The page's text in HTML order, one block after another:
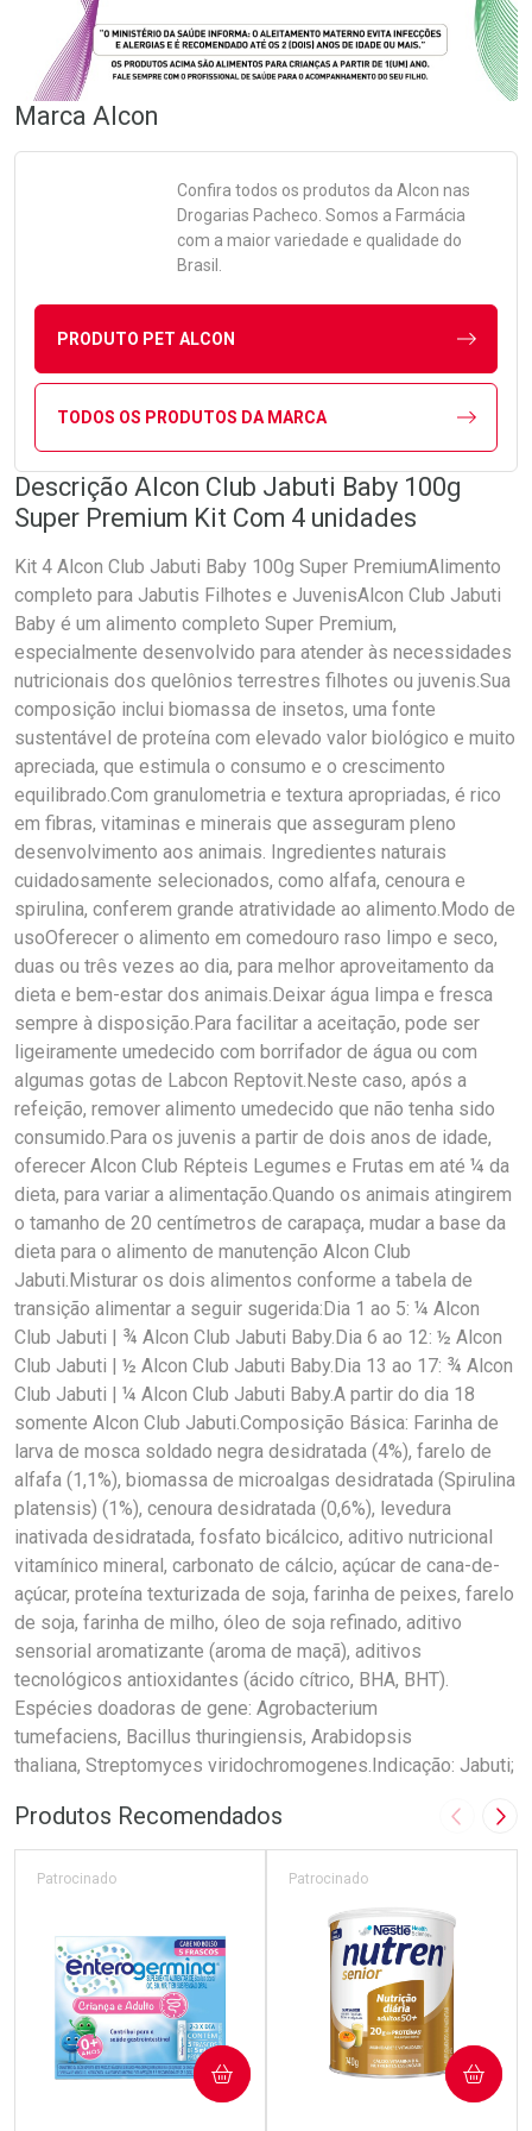
Marca Alcon
Confira todos os produtos da Alcon nas
Drogarias Pacheco. Somos a Farmácia
com a maior variedade e qualidade do
Brasil.
PRODUTO PET ALCON
TODOS OS PRODUTOS DA MARCA
Descrição Alcon Club Jabuti Baby 100g
Super Premium Kit Com 4 unidades
Kit 4 Alcon Club Jabuti Baby 100g Super PremiumAlimento
completo para Jabutis Filhotes e JuvenisAlcon Club Jabuti
Baby é um alimento completo Super Premium,
especialmente desenvolvido para atender às necessidades
nutricionais dos quelônios terrestres filhotes ou juvenis.Sua
composição inclui biomassa de insetos, uma fonte
sustentável de proteína com elevado valor biológico e muito
apreciada, que estimula o consumo e o crescimento
equilibrado.Com granulometria e textura apropriadas, é rico
em fibras, vitaminas e minerais que asseguram pleno
desenvolvimento aos animais. Ingredientes naturais
cuidadosamente selecionados, como alfafa, cenoura e
spirulina, conferem grande atratividade ao alimento.Modo de
usoOferecer o alimento em comedouro raso limpo e seco,
duas ou três vezes ao dia, para melhor aproveitamento da
dieta e bem-estar dos animais.Deixar água limpa e fresca
sempre à disposição.Para facilitar a aceitação, pode ser
ligeiramente umedecido com borrifador de água ou com
algumas gotas de Labcon Reptovit.Neste caso, após a
refeição, remover alimento umedecido que não tenha sido
consumido.Para os juvenis a partir de dois anos de idade,
oferecer Alcon Club Répteis Legumes e Frutas em até ¼ da
dieta, para variar a alimentação.Quando os animais atingirem
o tamanho de 20 centímetros de carapaça, mudar a base da
dieta para o alimento de manutenção Alcon Club
Jabuti.Misturar os dois alimentos conforme a tabela de
transição alimentar a seguir sugerida:Dia 1 ao 5: ¼ Alcon
Club Jabuti | ¾ Alcon Club Jabuti Baby.Dia 6 ao 12: ½ Alcon
Club Jabuti | ½ Alcon Club Jabuti Baby.Dia 13 ao 17: ¾ Alcon
Club Jabuti | ¼ Alcon Club Jabuti Baby.A partir do dia 18
somente Alcon Club Jabuti.Composição Básica: Farinha de
larva de mosca soldado negra desidratada (4%), farelo de
alfafa (1,1%), biomassa de microalgas desidratada (Spirulina
platensis) (1%), cenoura desidratada (0,6%), levedura
inativada desidratada, fosfato bicálcico, aditivo nutricional
vitamínico mineral, carbonato de cálcio, açúcar de cana-de-
açúcar, proteína texturizada de soja, farinha de peixes, farelo
de soja, farinha de milho, óleo de soja refinado, aditivo
sensorial aromatizante (aroma de maçã), aditivos
tecnológicos antioxidantes (ácido cítrico, BHA, BHT).
Espécies doadoras de gene: Agrobacterium
tumefaciens, Bacillus thuringiensis, Arabidopsis
thaliana, Streptomyces viridochromogenes.Indicação: Jabuti;
Produtos Recomendados Imagem
Patrocinado
COMPRAR
Patrocinado
COMPRAR